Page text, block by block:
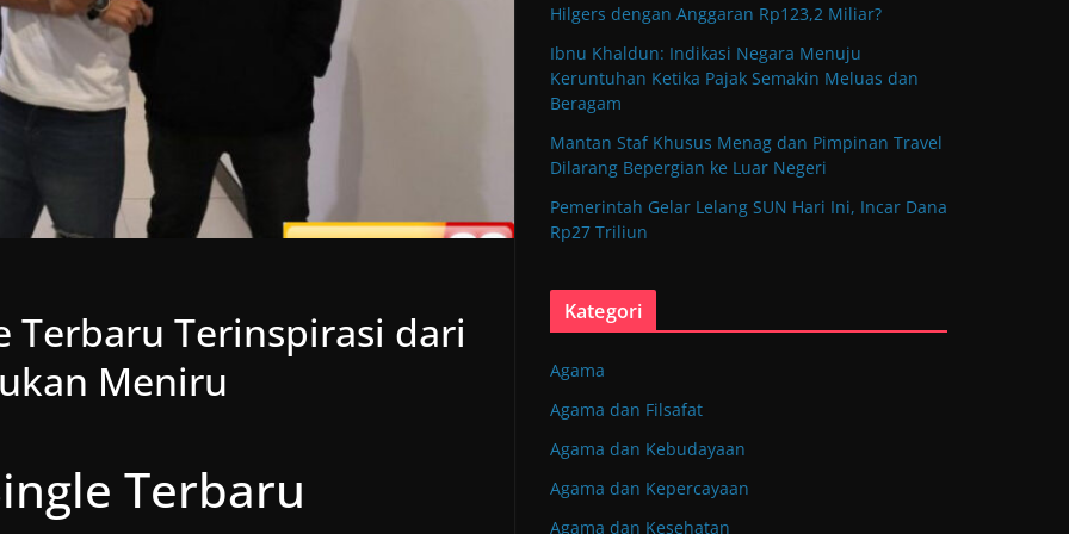
Terbaru Terinspirasi dari
Meniru
Terbaru
Hilgers dengan Anggaran Rp123,2 Miliar?
Ibnu Khaldun: Indikasi Negara Menuju
Keruntuhan Ketika Pajak Semakin Meluas dan
Beragam
Mantan Staf Khusus Menag dan Pimpinan Travel
Dilarang Bepergian ke Luar Negeri
Pemerintah Gelar Lelang SUN Hari Ini, Incar Dana
Rp27 Triliun
Kategori
Agama
Agama dan Filsafat
Agama dan Kebudayaan
Agama dan Kepercayaan
Agama dan Kesehatan